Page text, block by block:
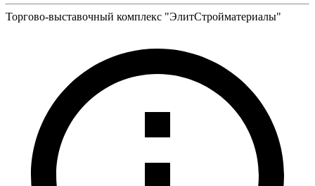
Торгово-выставочный комплекс "ЭлитСтройматериалы"